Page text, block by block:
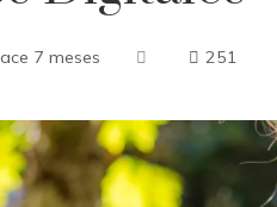
7 meses 251